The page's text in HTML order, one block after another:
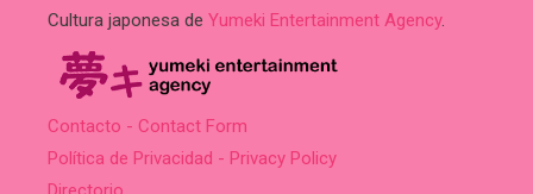
Cultura japonesa de Yumeki Entertainment Agency.
Contacto - Contact Form
Política de Privacidad - Privacy Policy